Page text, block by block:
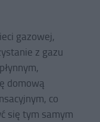
gazowej,
z gazu
domową
co
się tym samym